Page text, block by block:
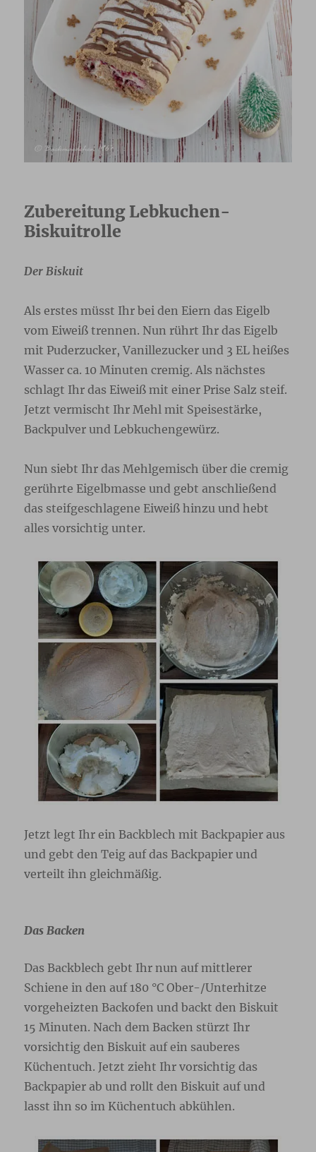
Zubereitung Lebkuchen-
Biskuitrolle
Der Biskuit
Als erstes müsst Ihr bei den Eiern das Eigelb
vom Eiweiß trennen. Nun rührt Ihr das Eigelb
mit Puderzucker, Vanillezucker und 3 EL heißes
Wasser ca. 10 Minuten cremig. Als nächstes
schlagt Ihr das Eiweiß mit einer Prise Salz steif.
Jetzt vermischt Ihr Mehl mit Speisestärke,
Backpulver und Lebkuchengewürz.
Nun siebt Ihr das Mehlgemisch über die cremig
gerührte Eigelbmasse und gebt anschließend
das steifgeschlagene Eiweiß hinzu und hebt
alles vorsichtig unter.
Jetzt legt Ihr ein Backblech mit Backpapier aus
und gebt den Teig auf das Backpapier und
verteilt ihn gleichmäßig.
Das Backen
Das Backblech gebt Ihr nun auf mittlerer
Schiene in den auf 180 °C Ober-/Unterhitze
vorgeheizten Backofen und backt den Biskuit
15 Minuten. Nach dem Backen stürzt Ihr
vorsichtig den Biskuit auf ein sauberes
Küchentuch. Jetzt zieht Ihr vorsichtig das
Backpapier ab und rollt den Biskuit auf und
lasst ihn so im Küchentuch abkühlen.